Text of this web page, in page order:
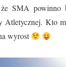
SMA powinno
Atletycznej. Kto
wyrost